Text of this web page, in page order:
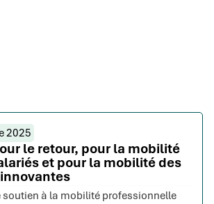
2025
le retour, pour la mobilité
et pour la mobilité des
à la mobilité professionnelle